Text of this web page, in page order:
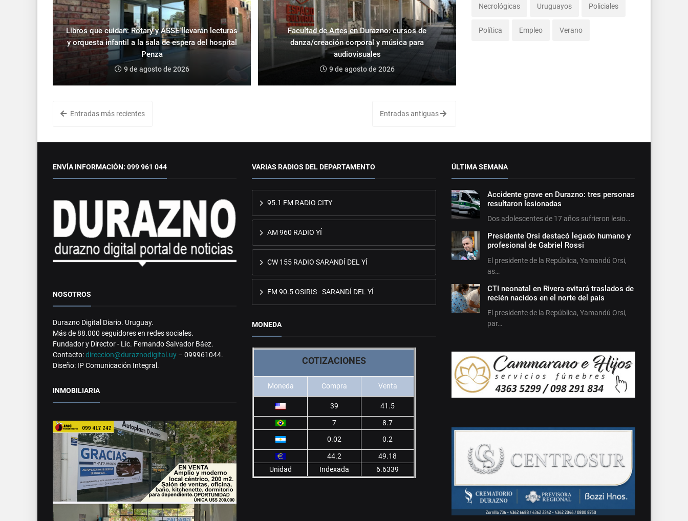
Libros que cuidan: Rotary y ASSE llevarán lecturas
y orquesta infantil a la sala de espera del hospital
Penza
9 de agosto de 2026
Facultad de Artes en Durazno: cursos de
danza/creación corporal y música para
audiovisuales
9 de agosto de 2026
Entradas más recientes Entradas antiguas
Necrológicas Uruguayos Policiales
Política Empleo Verano
ENVÍA INFORMACIÓN: 099 961 044
NOSOTROS
Durazno Digital Diario. Uruguay.
Más de 88.000 seguidores en redes sociales.
Fundador y Director - Lic. Fernando Salvador Báez.
Contacto:direccion@duraznodigital.uy – 099961044.
Diseño: IP Comunicación Integral.
INMOBILIARIA
VARIAS RADIOS DEL DEPARTAMENTO
95.1 FM RADIO CITY
AM 960 RADIO YÍ
CW 155 RADIO SARANDÍ DEL YÍ
FM 90.5 OSIRIS - SARANDÍ DEL YÍ
MONEDA
COTIZACIONES
Moneda Compra Venta
39 41.5
7
8.7
0.02
0.2
44.2
49.18
Unidad
Indexada 6.6339
ÚLTIMA SEMANA
Accidente grave en Durazno: tres personas
resultaron lesionadas
Dos adolescentes de 17 años sufrieron lesio…
Presidente Orsi destacó legado humano y
profesional de Gabriel Rossi
El presidente de la República, Yamandú Orsi,
as…
CTI neonatal en Rivera evitará traslados de
recién nacidos en el norte del país
El presidente de la República, Yamandú Orsi,
par…